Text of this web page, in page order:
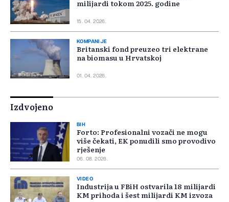
milijardi tokom 2025. godine
15. 04. 2026.
KOMPANIJE
Britanski fond preuzeo tri elektrane
na biomasu u Hrvatskoj
01. 04. 2026.
Izdvojeno
BIH
Forto: Profesionalni vozači ne mogu
više čekati, EK ponudili smo provodivo
rješenje
06. 08. 2026.
VIDEO
Industrija u FBiH ostvarila 18 milijardi
KM prihoda i šest milijardi KM izvoza